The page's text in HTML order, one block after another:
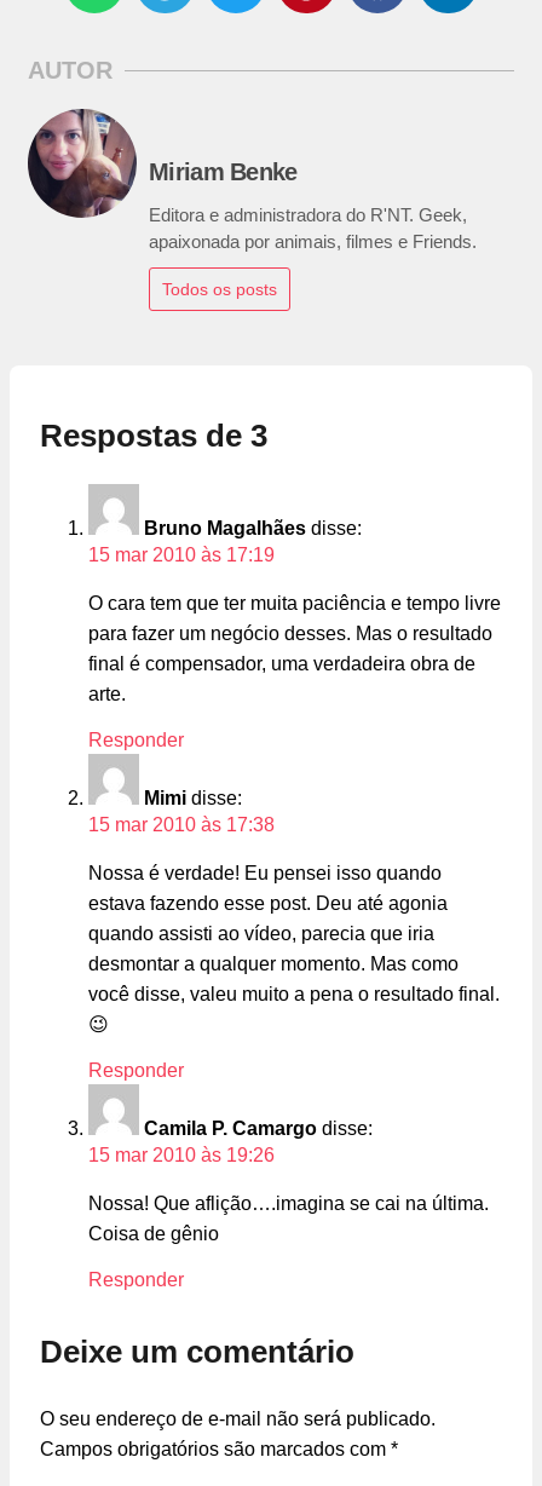
AUTOR
Miriam Benke
Editora e administradora do R'NT. Geek,
apaixonada por animais, filmes e Friends.
Todos os posts
Respostas de 3
Bruno Magalhães disse:
15 mar 2010 às 17:19
O cara tem que ter muita paciência e tempo livre
para fazer um negócio desses. Mas o resultado
final é compensador, uma verdadeira obra de
arte.
Responder
Mimi disse:
15 mar 2010 às 17:38
Nossa é verdade! Eu pensei isso quando
estava fazendo esse post. Deu até agonia
quando assisti ao vídeo, parecia que iria
desmontar a qualquer momento. Mas como
você disse, valeu muito a pena o resultado final.
😉
Responder
Camila P. Camargo disse:
15 mar 2010 às 19:26
Nossa! Que aflição….imagina se cai na última.
Coisa de gênio
Responder
Deixe um comentário
O seu endereço de e-mail não será publicado.
Campos obrigatórios são marcados com *